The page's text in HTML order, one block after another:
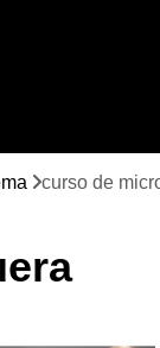
de
de
Santo
curso de